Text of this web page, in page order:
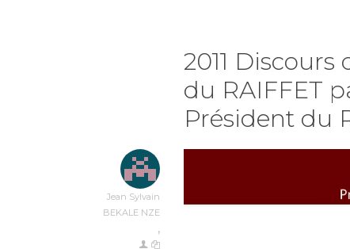
2011
du RAIFFET
Président du
Jean Sylvain
BEKALE NZE
,